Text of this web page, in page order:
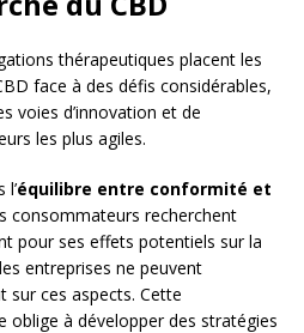
thérapeutiques placent les
face à des défis considérables,
voies d’innovation et de
les plus agiles.
l’équilibre entre conformité et
consommateurs recherchent
pour ses effets potentiels sur la
entreprises ne peuvent
sur ces aspects. Cette
à développer des stratégies